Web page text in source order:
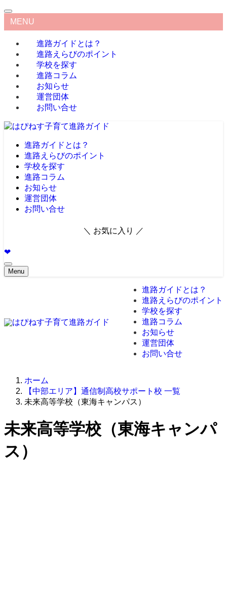
MENU
進路ガイドとは？
進路えらびのポイント
学校を探す
進路コラム
お知らせ
運営団体
お問い合せ
進路ガイドとは？
進路えらびのポイント
学校を探す
進路コラム
お知らせ
運営団体
お問い合せ
＼ お気に入り ／
❤︎
Menu
進路ガイドとは？
進路えらびのポイント
学校を探す
進路コラム
お知らせ
運営団体
お問い合せ
ホーム
【中部エリア】通信制高校サポート校 一覧
未来高等学校（東海キャンパス）
未来高等学校（東海キャンパ
ス）